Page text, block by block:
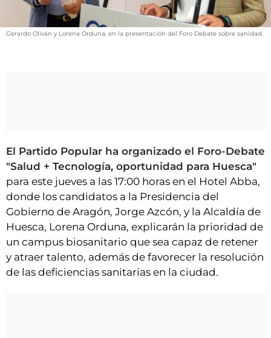
FIESTAS EN EL ALTO ARAGÓN
FIESTAS DE SAN LORENZO
ESQUELAS
CLUB DEL AMIGO MILITANTE
INICIAR SESIÓN
Gerardo Oliván y Lorena Orduna, en la presentación del Foro Debate sobre sanidad.
El Partido Popular ha organizado el Foro-Debate
"Salud + Tecnología, oportunidad para Huesca"
para este jueves a las 17:00 horas en el Hotel Abba,
donde los candidatos a la Presidencia del
Gobierno de Aragón, Jorge Azcón, y la Alcaldía de
Huesca, Lorena Orduna, explicarán la prioridad de
un campus biosanitario que sea capaz de retener
y atraer talento, además de favorecer la resolución
de las deficiencias sanitarias en la ciudad.